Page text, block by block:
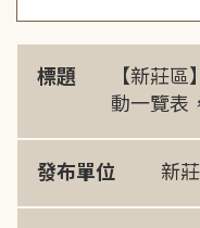
標題
【新莊
動一覽表
發布單位 新